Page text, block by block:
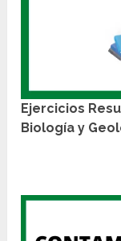
Ejercicios
Biología y